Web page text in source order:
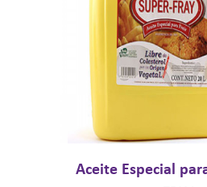
Aceite Especial